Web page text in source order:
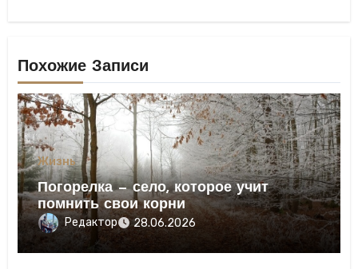
Похожие Записи
Жизнь
Погорелка — село, которое учит
помнить свои корни
Редактор 28.06.2026